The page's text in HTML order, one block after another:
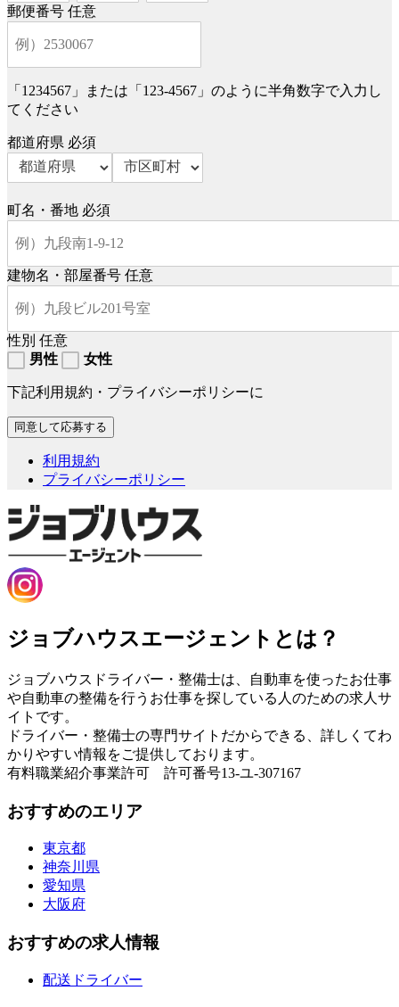
郵便番号 任意
「1234567」または「123-4567」のように半角数字で入力し
てください
都道府県 必須
町名・番地 必須
建物名・部屋番号 任意
性別 任意
男性
女性
下記利用規約・プライバシーポリシーに
利用規約
プライバシーポリシー
ジョブハウスエージェントとは？
ジョブハウスドライバー・整備士は、自動車を使ったお仕事
や自動車の整備を行うお仕事を探している人のための求人サ
イトです。
ドライバー・整備士の専門サイトだからできる、詳しくてわ
かりやすい情報をご提供しております。
有料職業紹介事業許可 許可番号13-ユ-307167
おすすめのエリア
東京都
神奈川県
愛知県
大阪府
おすすめの求人情報
配送ドライバー